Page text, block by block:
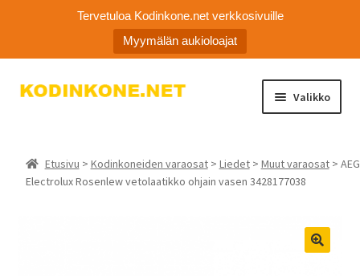
Tervetuloa Kodinkone.net verkkosivuille
Myymälän aukioloajat
Siirry
Siirry
Valikko
tason
Ota yhteyttä
Etusivu > Kodinkoneiden varaosat> Liedet> Muut varaosat> AEG
Electrolux Rosenlew vetolaatikko ohjain vasen 3428177038